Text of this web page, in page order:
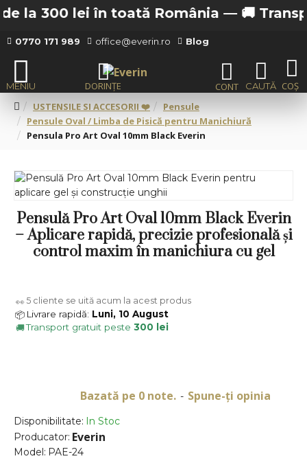
la 300 lei în toată România — 🚚
0770 171 989 office@everin.ro Blog
USTENSILE SI ACCESORII ❤️
Pensule
Pensule Oval / Limba de Pisică pentru Manichiură
Pensula Pro Art Oval 10mm Black Everin
Pensulă Pro Art Oval 10mm Black Everin
– Aplicare rapidă, precizie profesională și
control maxim în manichiura cu gel
Disponibilitate: In Stoc
Producator: Everin
Model: PAE-24
Bazată pe 0 note. - Spune-ţi opinia
👀 5 cliente se uită acum la acest produs
📦 Livrare rapidă: Luni, 10 August
🚚Transport gratuit peste 300 lei